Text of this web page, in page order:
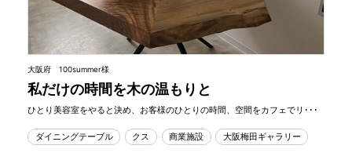
大阪府 100summer様
私だけの時間を木の温もりと
ひとり美容室をやると決め、お客様のひとりの時間、空間をカフェでリ･･･
ダイニングテーブル クス 商業施設 大阪梅田ギャラリー